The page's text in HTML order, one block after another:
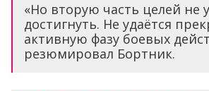
«Но вторую часть целей не
достигнуть. Не удаётся
активную фазу боевых
резюмировал Бортник.